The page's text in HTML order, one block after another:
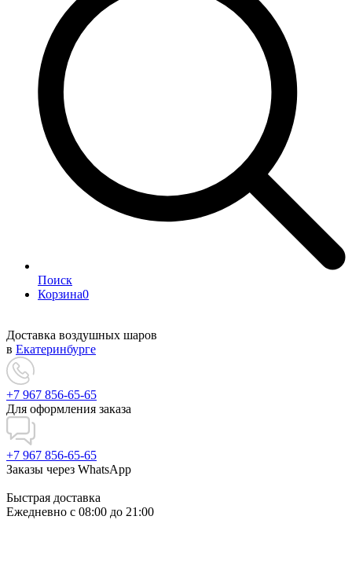
Поиск
Корзина0
Доставка воздушных шаров
в Екатеринбурге
+7 967 856-65-65
Для оформления заказа
+7 967 856-65-65
Заказы через WhatsApp
Быстрая доставка
Ежедневно c 08:00 до 21:00